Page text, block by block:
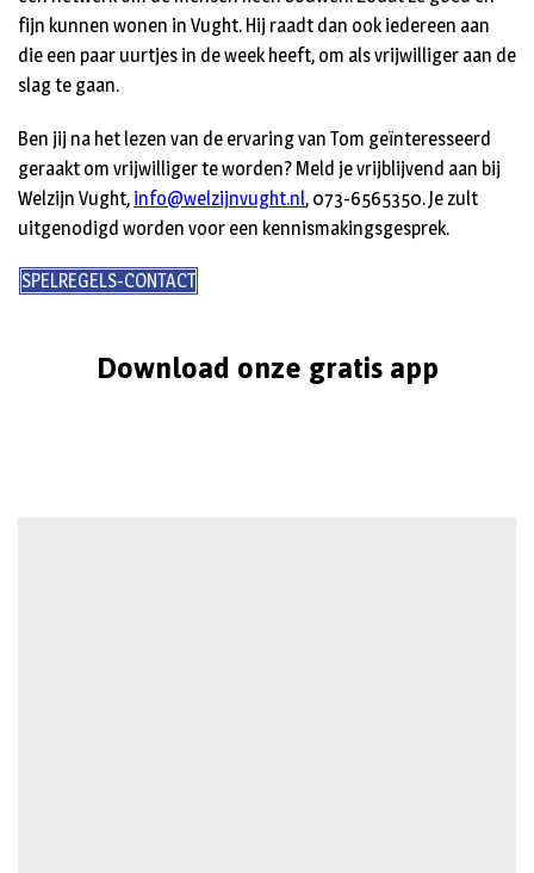
fijn kunnen wonen in Vught. Hij raadt dan ook iedereen aan
die een paar uurtjes in de week heeft, om als vrijwilliger aan de
slag te gaan.
Ben jij na het lezen van de ervaring van Tom geïnteresseerd
geraakt om vrijwilliger te worden? Meld je vrijblijvend aan bij
Welzijn Vught, info@welzijnvught.nl, 073-6565350. Je zult
uitgenodigd worden voor een kennismakingsgesprek.
SPELREGELS-CONTACT
Download onze gratis app